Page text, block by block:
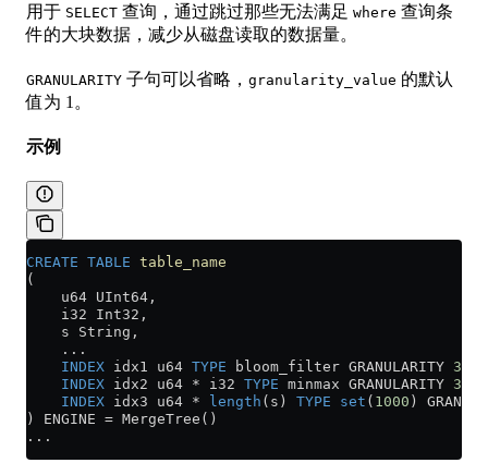
用于 SELECT 查询，通过跳过那些无法满足 where 查询条
件的大块数据，减少从磁盘读取的数据量。
GRANULARITY 子句可以省略， granularity_value 的默认
值为 1。
示例
CREATE TABLE table_name
(
    u64 UInt64,
    i32 Int32,
    s String,
    ...
    INDEX
idx1 u64 TYPE bloom_filter GRANULARITY 3
    INDEX
idx2 u64 * i32 TYPE minmax GRANULARITY 3
    INDEX
idx3 u64 * length (s) TYPE set ( 1000 )
) ENGINE = MergeTree()
...